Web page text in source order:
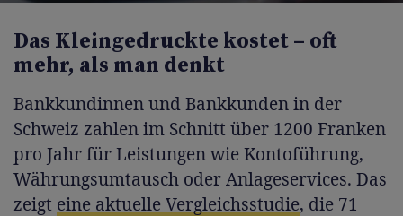
Das Kleingedruckte kostet – oft
mehr, als man denkt
Bankkundinnen und Bankkunden in der
Schweiz zahlen im Schnitt über 1200 Franken
pro Jahr für Leistungen wie Kontoführung,
Währungsumtausch oder Anlageservices. Das
zeigt eine aktuelle Vergleichsstudie, die 71